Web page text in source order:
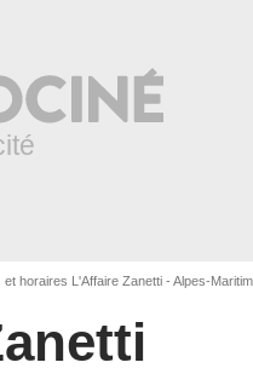
et horaires L'Affaire Zanetti - Alpes-